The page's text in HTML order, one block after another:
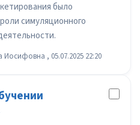
было
симуляционного
Иосифовна , 05.07.2025 22:20